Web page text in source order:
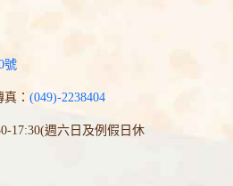
號
真： (049)-2238404
17:30(週六日及例假日休